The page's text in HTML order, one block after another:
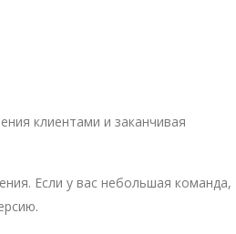
клиентами и заканчивая
Если у вас небольшая команда,